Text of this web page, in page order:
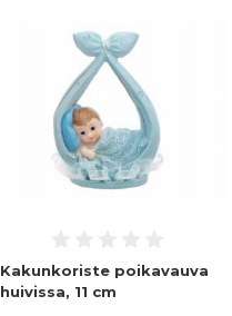
Kakunkoriste poikavauva
huivissa, 11 cm